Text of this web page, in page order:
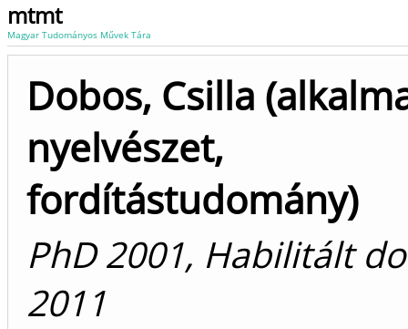
mtmt
Magyar Tudományos Művek Tára
Dobos, Csilla
nyelvészet,
fordítástudomány)
PhD 2001, Habilitált
2011